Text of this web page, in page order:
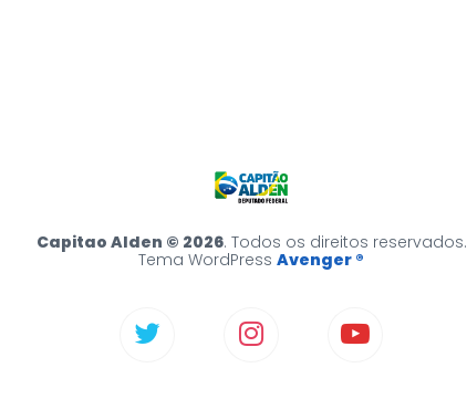
Capitao Alden © 2026. Todos os direitos reservados.
Tema WordPress Avenger ®